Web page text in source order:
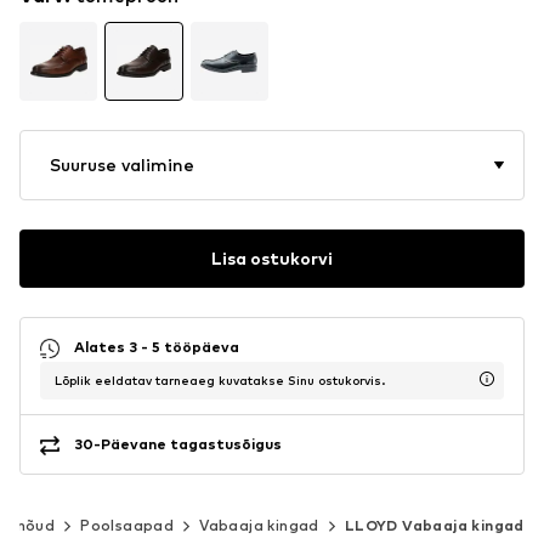
Suuruse valimine
Lisa ostukorvi
Alates 3 - 5 tööpäeva
Lõplik eeldatav tarneaeg kuvatakse Sinu ostukorvis.
30-Päevane tagastusõigus
Poolsaapad Vabaaja kingad LLOYD Vabaaja kingad